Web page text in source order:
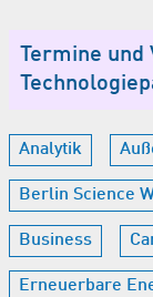
Termine
Analytik
Berlin Science
Business
Erneuerbare